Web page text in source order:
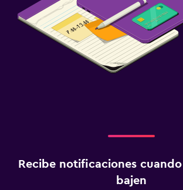
Recibe notificaciones
bajen